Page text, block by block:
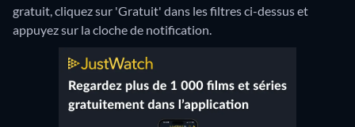
gratuit, cliquez sur 'Gratuit' dans les filtres ci-dessus et
appuyez sur la cloche de notification.